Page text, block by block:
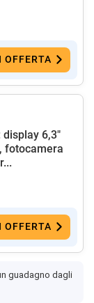
OFFERTA
display 6,3"
fotocamera
OFFERTA
guadagno dagli